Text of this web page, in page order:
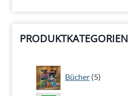
PRODUKTKATEGORIEN
Bücher 5
5
Produkte